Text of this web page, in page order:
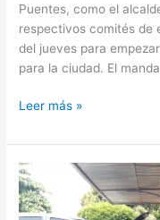
Puentes, como el
respectivos comités de
del jueves para
para la ciudad. El
Leer más »
«Directv
me
esta